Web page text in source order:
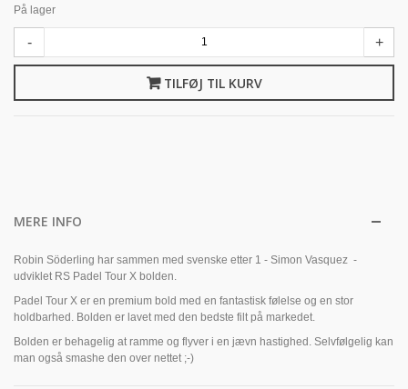
På lager
- +
TILFØJ TIL KURV
MERE INFO
Robin Söderling har sammen med svenske etter 1 - Simon Vasquez -
udviklet RS Padel Tour X bolden.
Padel Tour X er en premium bold med en fantastisk følelse og en stor
holdbarhed. Bolden er lavet med den bedste filt på markedet.
Bolden er behagelig at ramme og flyver i en jævn hastighed. Selvfølgelig kan
man også smashe den over nettet ;-)